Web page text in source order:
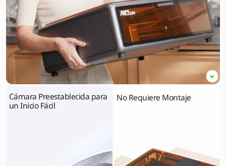
No Requiere Montaje
Cámara Preestablecida para
un Inicio Fácil